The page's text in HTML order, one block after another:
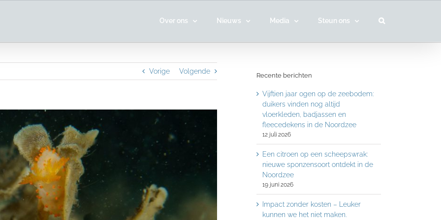
Over ons Nieuws Media Steun ons
Vorige Volgende
Recente berichten
Vijftien jaar ogen op de zeebodem:
duikers vinden nog altijd
vloerkleden, badjassen en
fleecedekens in de Noordzee
12 juli 2026
Een citroen op een scheepswrak:
nieuwe sponzensoort ontdekt in de
Noordzee
19 juni 2026
Impact zonder kosten – Leuker
kunnen we het niet maken.